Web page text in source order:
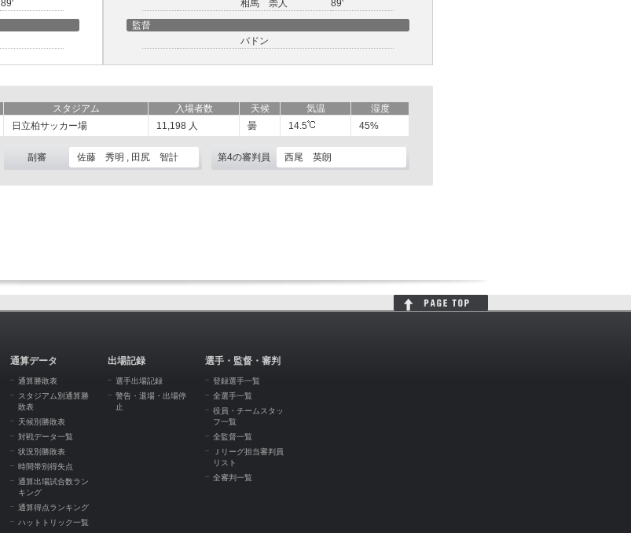
89'
相馬 崇人
89'
監督
バドン
スタジアム 入場者数 天候 気温
湿度
日立柏サッカー場 11,198 人 曇 14.5 45%
副審 佐藤 秀明 , 田尻 智計 第4の審判員 西尾 英朗
通算データ
通算勝敗表
スタジアム別通算勝
敗表
天候別勝敗表
対戦データ一覧
状況別勝敗表
時間帯別得失点
通算出場試合数ラン
キング
通算得点ランキング
ハットトリック一覧
出場記録
選手出場記録
警告・退場・出場停
止
選手・監督・審判
登録選手一覧
全選手一覧
役員・チームスタッ
フ一覧
全監督一覧
Ｊリーグ担当審判員
リスト
全審判一覧